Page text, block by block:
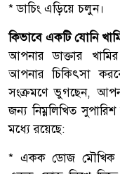
* ডাচিং এড়িয়ে চলুন।
কিভাবে একটি যোনি
আপনার ডাক্তার
আপনার চিকিৎসা
সংক্রমণে ভুগছেন,
জন্য নিম্নলিখিত
মধ্যে রয়েছে:
* একক ডোজ মৌখিক